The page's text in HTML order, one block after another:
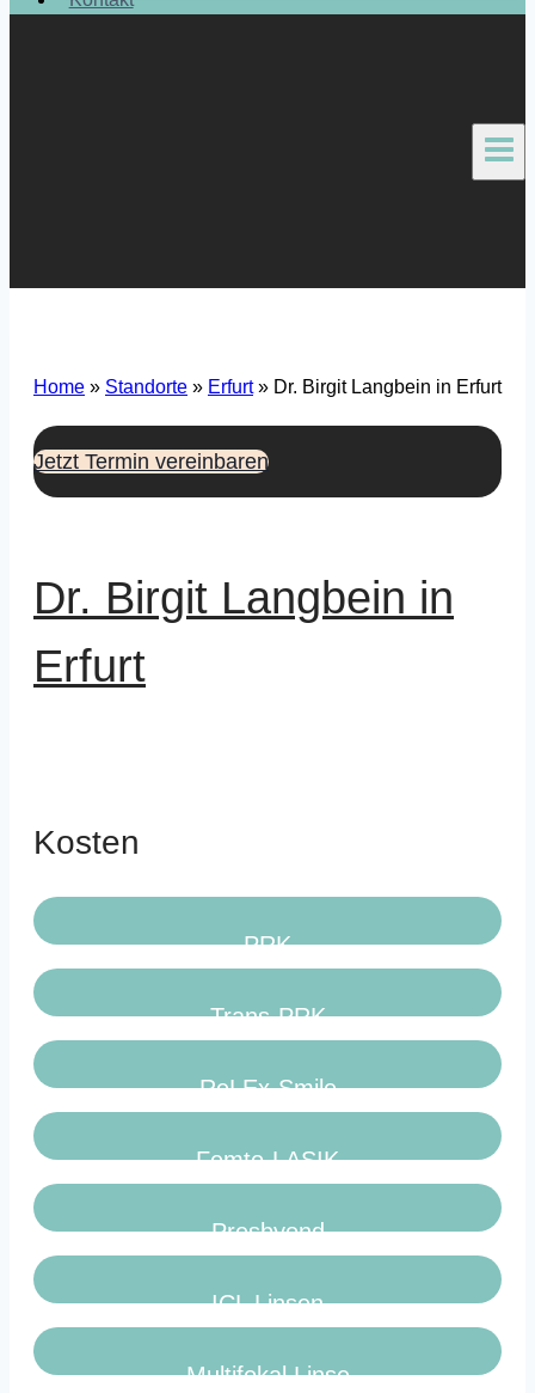
Home » Standorte » Erfurt» Dr. Birgit Langbein in Erfurt
Jetzt Termin vereinbaren
Dr. Birgit Langbein in
Erfurt
Kosten
PRK
Trans-PRK
ReLEx-Smile
Femto-LASIK
Presbyond
ICL Linsen
Multifokal Linse